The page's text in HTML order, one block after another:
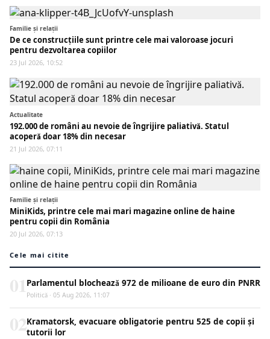
Familie și relații
De ce construcțiile sunt printre cele mai valoroase jocuri
pentru dezvoltarea copiilor
23 Jul 2026, 10:52
Actualitate
192.000 de români au nevoie de îngrijire paliativă. Statul
acoperă doar 18% din necesar
21 Jul 2026, 07:11
Familie și relații
MiniKids, printre cele mai mari magazine online de haine
pentru copii din România
20 Jul 2026, 07:13
Cele mai citite
Parlamentul blochează 972 de milioane de euro din PNRR
Politică · 05 Aug 2026, 11:07
Kramatorsk, evacuare obligatorie pentru 525 de copii și
tutorii lor